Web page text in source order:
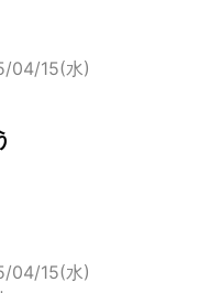
04/15(水)
04/15(水)